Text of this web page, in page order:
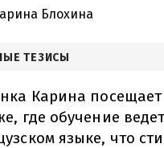
Блохина
ТЕЗИСЫ
Карина
где обучение
языке, что